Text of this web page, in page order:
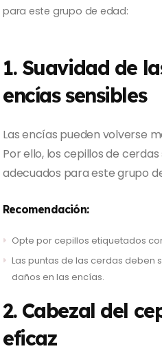
para este grupo de edad:
1. Suavidad de
encías sensibles
Las encías pueden volverse
Por ello, los cepillos de
adecuados para este grupo
Recomendación:
Opte por cepillos etiquetados
Las puntas de las cerdas deben
daños en las encías.
2. Cabezal del
eficaz